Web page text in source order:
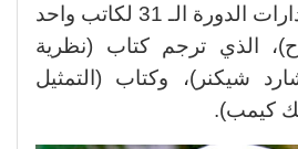
مترجمين ضمن إصدارات الدورة الـ 31 لكاتب واحد
الذي ترجم كتاب (نظرية
شيكنر)، وكتاب (التمثيل
كيمب).